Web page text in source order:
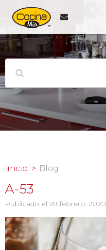
Inicio Blog
A-53
Publicado el 28 febrero, 2020